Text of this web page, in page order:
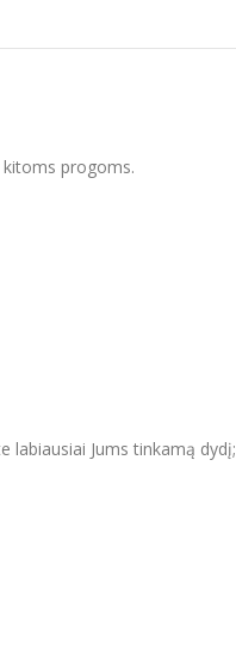
progoms.
labiausiai Jums tinkamą dydį;